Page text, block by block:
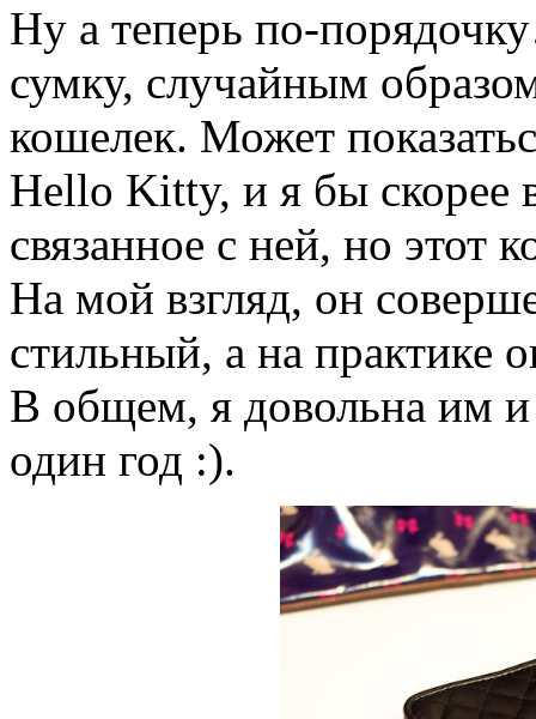
Ну а теперь по-
сумку, случайным
кошелек. Может
Hello Kitty, и я бы скорее
связанное с ней, но этот
На мой взгляд, он
стильный, а на практике
В общем, я довольна им
один год :).